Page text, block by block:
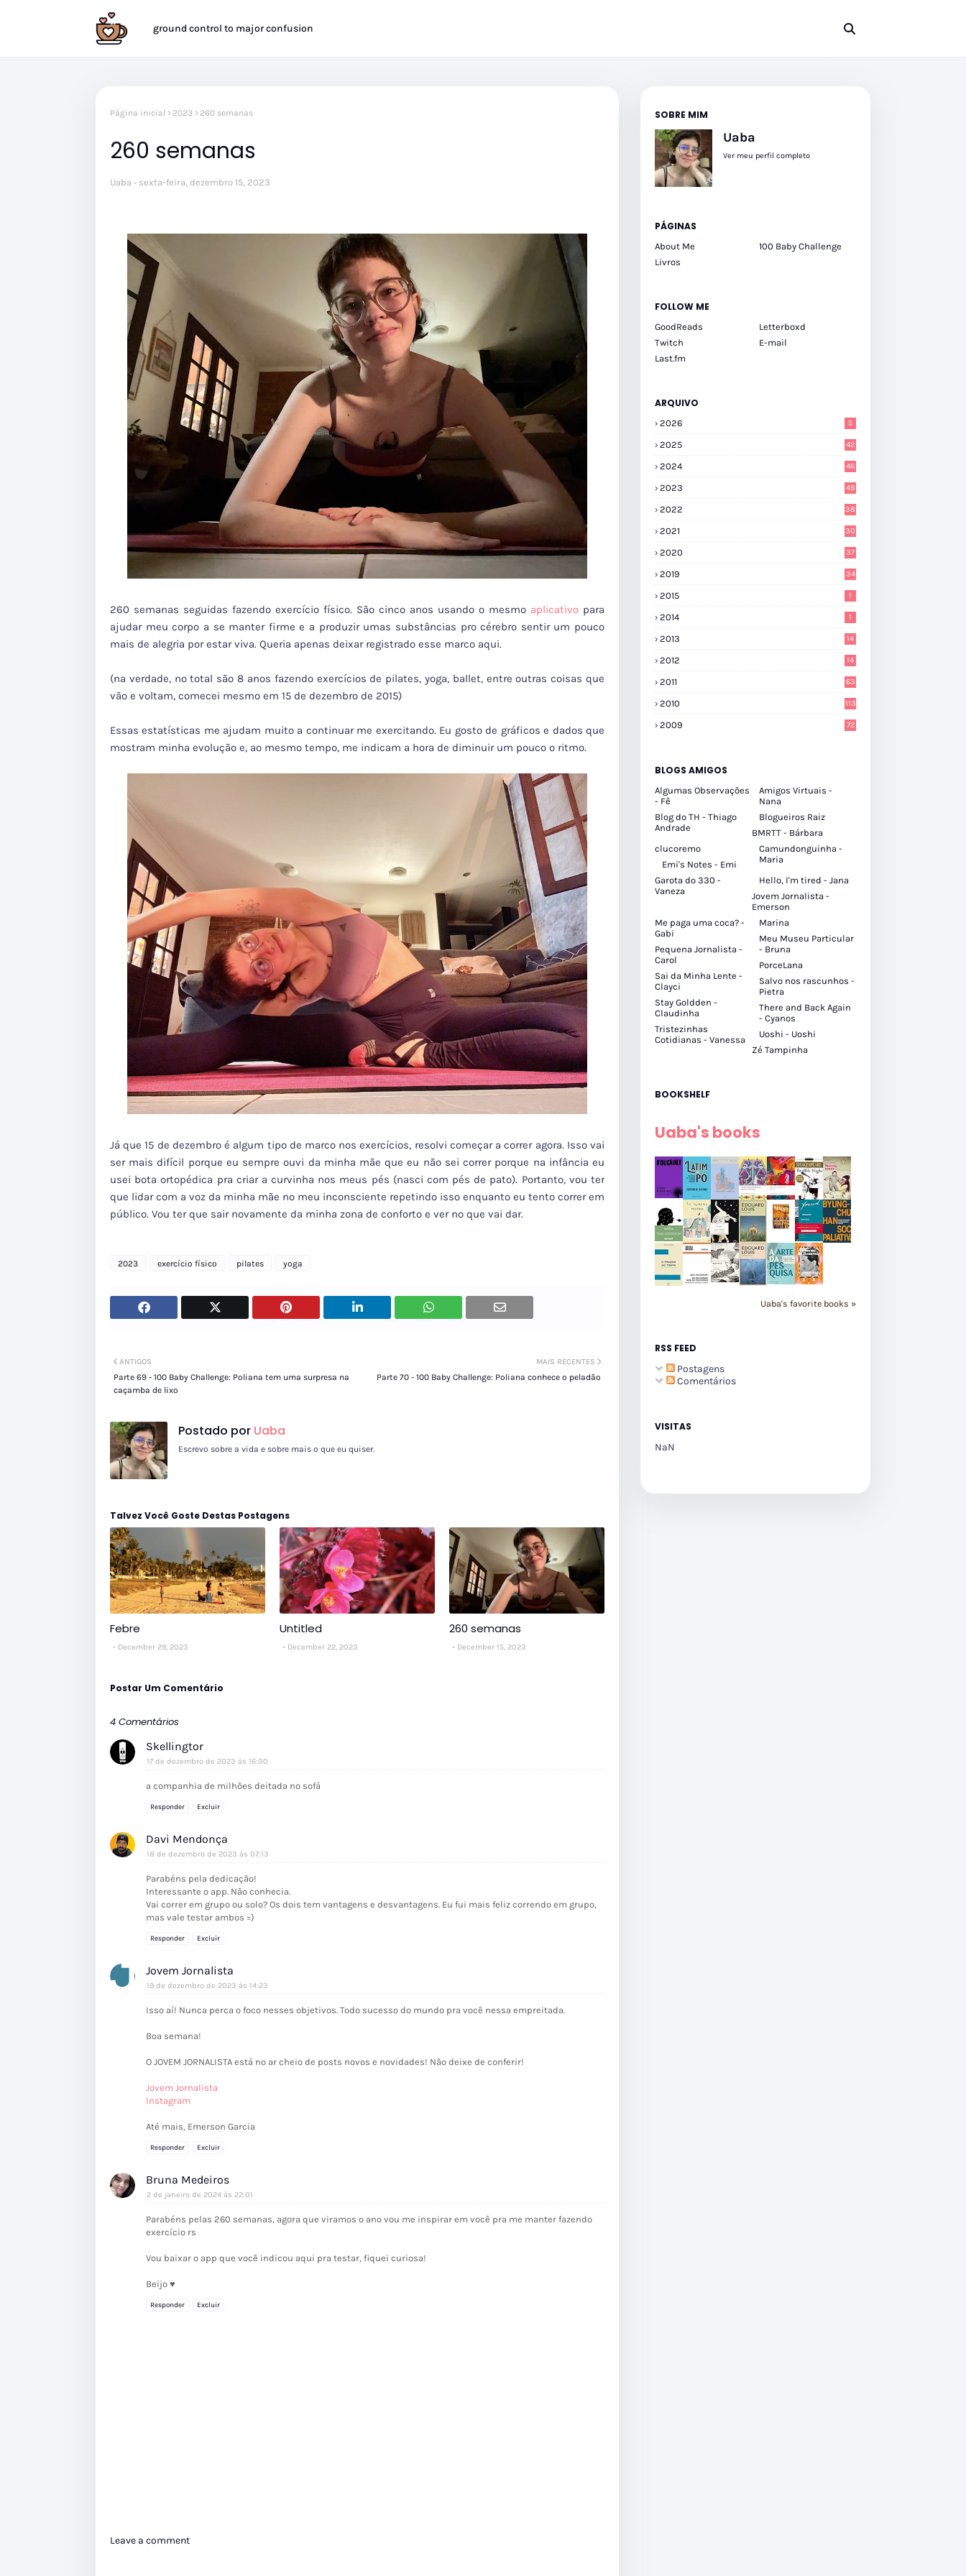
ground control to major confusion
Página inicial 2023 260 semanas
260 semanas
Uaba sexta-feira, dezembro 15, 2023
260 semanas seguidas fazendo exercício físico. São cinco anos usando o mesmo aplicativo para
ajudar meu corpo a se manter firme e a produzir umas substâncias pro cérebro sentir um pouco
mais de alegria por estar viva. Queria apenas deixar registrado esse marco aqui.
(na verdade, no total são 8 anos fazendo exercícios de pilates, yoga, ballet, entre outras coisas que
vão e voltam, comecei mesmo em 15 de dezembro de 2015)
Essas estatísticas me ajudam muito a continuar me exercitando. Eu gosto de gráficos e dados que
mostram minha evolução e, ao mesmo tempo, me indicam a hora de diminuir um pouco o ritmo.
Já que 15 de dezembro é algum tipo de marco nos exercícios, resolvi começar a correr agora. Isso vai
ser mais difícil porque eu sempre ouvi da minha mãe que eu não sei correr porque na infância eu
usei bota ortopédica pra criar a curvinha nos meus pés (nasci com pés de pato). Portanto, vou ter
que lidar com a voz da minha mãe no meu inconsciente repetindo isso enquanto eu tento correr em
público. Vou ter que sair novamente da minha zona de conforto e ver no que vai dar.
2023 exercício físico pilates yoga
MAIS RECENTES
Parte 70 - 100 Baby Challenge: Poliana conhece o peladão
ANTIGOS
Parte 69 - 100 Baby Challenge: Poliana tem uma surpresa na
caçamba de lixo
Postado por Uaba
Escrevo sobre a vida e sobre mais o que eu quiser.
Talvez Você Goste Destas Postagens
Febre
December 29, 2023
Untitled
December 22, 2023
260 semanas
December 15, 2023
Postar Um Comentário
4 Comentários
Skellingtor
17 de dezembro de 2023 às 16:00
a companhia de milhões deitada no sofá
Responder Excluir
Davi Mendonça
18 de dezembro de 2023 às 07:13
Parabéns pela dedicação!
Interessante o app. Não conhecia.
Vai correr em grupo ou solo? Os dois tem vantagens e desvantagens. Eu fui mais feliz correndo em grupo,
mas vale testar ambos =)
Responder Excluir
Jovem Jornalista
19 de dezembro de 2023 às 14:23
Isso aí! Nunca perca o foco nesses objetivos. Todo sucesso do mundo pra você nessa empreitada.
Boa semana!
O JOVEM JORNALISTA está no ar cheio de posts novos e novidades! Não deixe de conferir!
Jovem Jornalista
Instagram
Até mais, Emerson Garcia
Responder Excluir
Bruna Medeiros
2 de janeiro de 2024 às 22:01
Parabéns pelas 260 semanas, agora que viramos o ano vou me inspirar em você pra me manter fazendo
exercício rs
Vou baixar o app que você indicou aqui pra testar, fiquei curiosa!
Beijo ♥
Responder Excluir
Leave a comment
SOBRE MIM
Uaba
Ver meu perfil completo
PÁGINAS
About Me
100 Baby Challenge
Livros
FOLLOW ME
GoodReads
Letterboxd
Twitch
E-mail
Last.fm
ARQUIVO
2026 5
2025 42
2024 46
2023 49
2022 38
2021 30
2020 37
2019 34
2015 1
2014 1
2013 14
2012 14
2011 63
2010 113
2009 72
BLOGS AMIGOS
Algumas Observações
- Fê
Amigos Virtuais -
Nana
Blog do TH - Thiago
Andrade
Blogueiros Raiz
BMRTT - Bárbara
Camundonguinha -
Maria
clucoremo
Emi's Notes - Emi
Garota do 330 -
Vaneza
Hello, I'm tired - Jana
Jovem Jornalista -
Emerson
Marina
Me paga uma coca? -
Gabi
Meu Museu Particular
- Bruna
Pequena Jornalista -
Carol
PorceLana
Sai da Minha Lente -
Clayci
Salvo nos rascunhos -
Pietra
Stay Goldden -
Claudinha
There and Back Again
- Cyanos
Tristezinhas
Cotidianas - Vanessa
Uoshi - Uoshi
Zé Tampinha
BOOKSHELF
Uaba's books
Uaba's favorite books »
RSS FEED
Postagens
Comentários
VISITAS
NaN